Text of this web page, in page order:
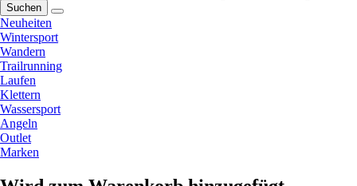
Suchen
Neuheiten
Wintersport
Wandern
Trailrunning
Laufen
Klettern
Wassersport
Angeln
Outlet
Marken